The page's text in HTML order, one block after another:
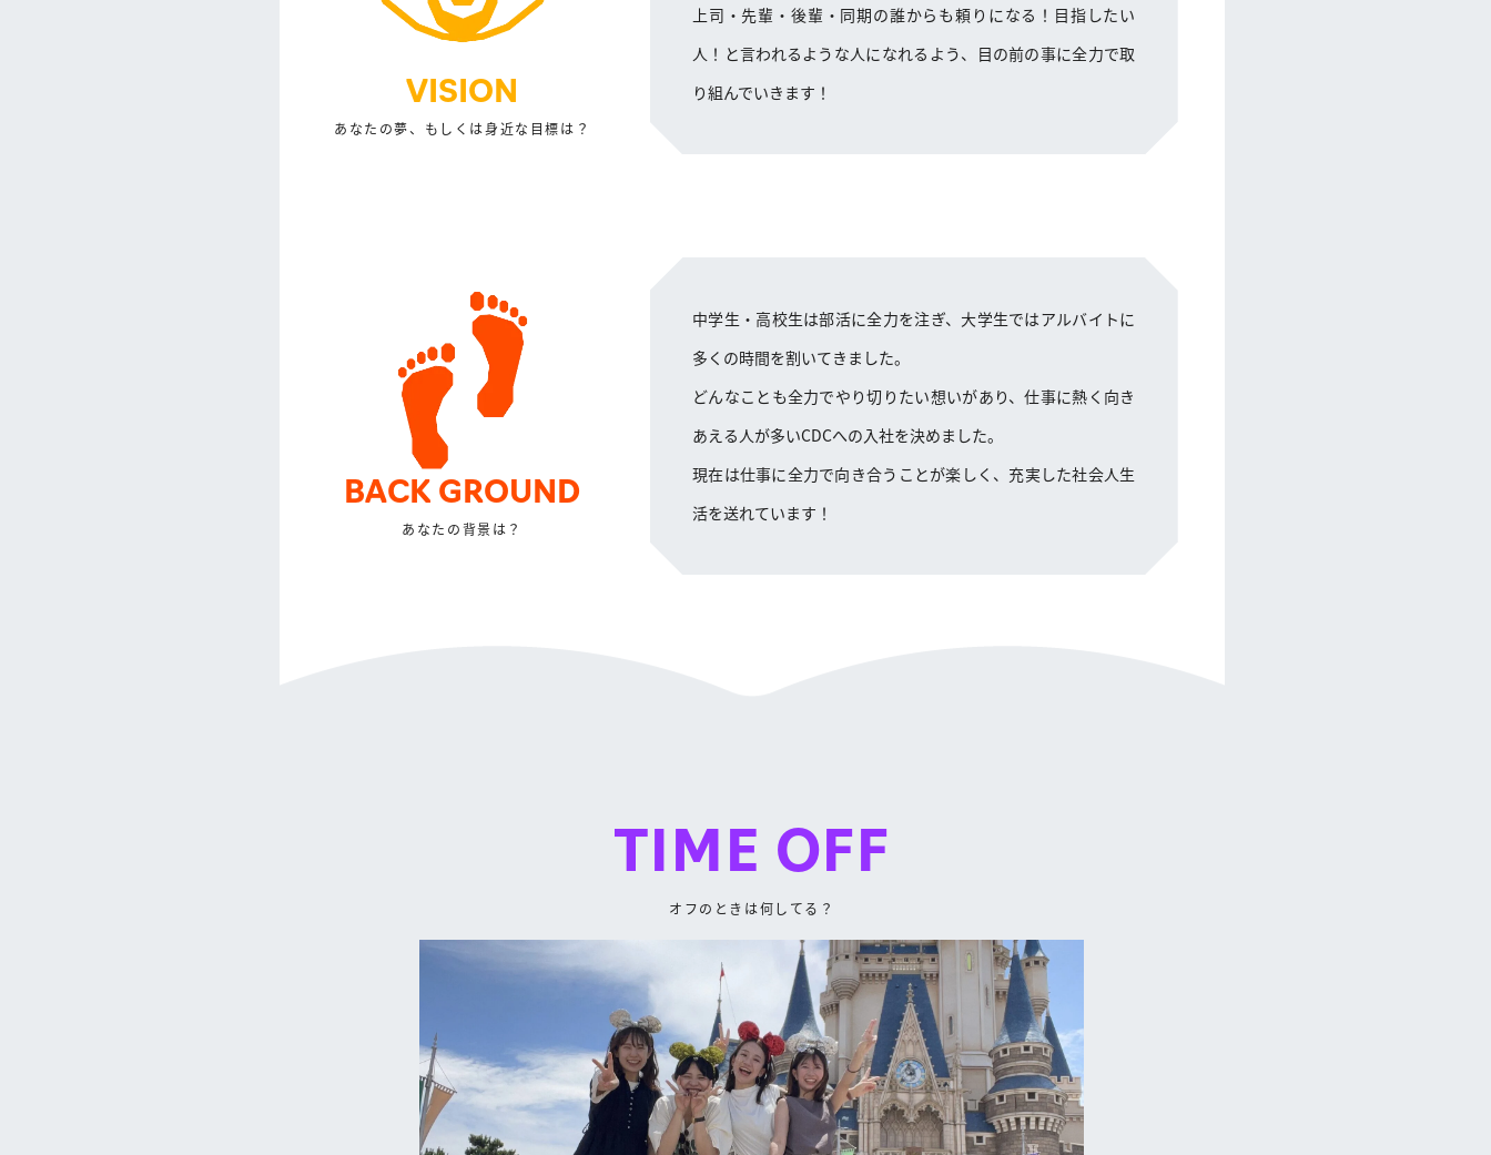
VISION
あなたの夢、もしくは身近な目標は？
上司・先輩・後輩・同期の誰からも頼りになる！目指したい
人！と言われるような人になれるよう、目の前の事に全力で取
り組んでいきます！
BACK GROUND
あなたの背景は？
中学生・高校生は部活に全力を注ぎ、大学生ではアルバイトに
多くの時間を割いてきました。
どんなことも全力でやり切りたい想いがあり、仕事に熱く向き
あえる人が多いCDCへの入社を決めました。
現在は仕事に全力で向き合うことが楽しく、充実した社会人生
活を送れています！
TIME OFF
オフのときは何してる？